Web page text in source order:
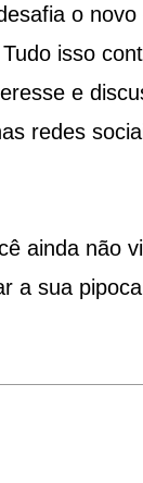
o
isso
e
redes
ainda não
a sua